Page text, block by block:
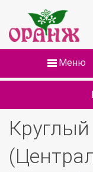
Меню